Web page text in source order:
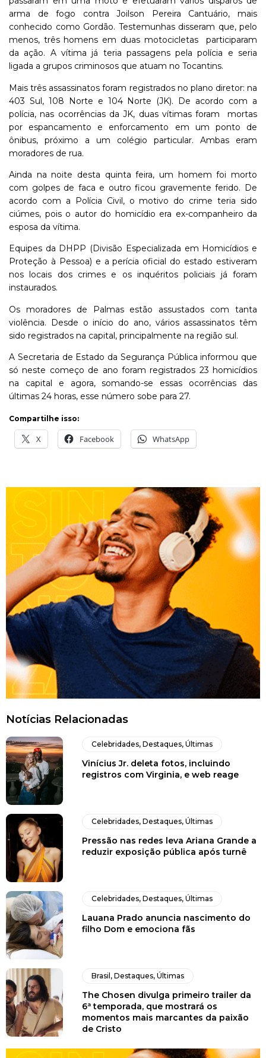
arma de fogo contra Joilson Pereira Cantuário, mais
conhecido como Gordão. Testemunhas disseram que, pelo
menos, três homens em duas motocicletas participaram
da ação. A vítima já teria passagens pela polícia e seria
ligada a grupos criminosos que atuam no Tocantins.
Mais três assassinatos foram registrados no plano diretor: na
403 Sul, 108 Norte e 104 Norte (JK). De acordo com a
polícia, nas ocorrências da JK, duas vítimas foram mortas
por espancamento e enforcamento em um ponto de
ônibus, próximo a um colégio particular. Ambas eram
moradores de rua.
Ainda na noite desta quinta feira, um homem foi morto
com golpes de faca e outro ficou gravemente ferido. De
acordo com a Polícia Civil, o motivo do crime teria sido
ciúmes, pois o autor do homicídio era ex-companheiro da
esposa da vítima.
Equipes da DHPP (Divisão Especializada em Homicídios e
Proteção à Pessoa) e a perícia oficial do estado estiveram
nos locais dos crimes e os inquéritos policiais já foram
instaurados.
Os moradores de Palmas estão assustados com tanta
violência. Desde o início do ano, vários assassinatos têm
sido registrados na capital, principalmente na região sul.
A Secretaria de Estado da Segurança Pública informou que
só neste começo de ano foram registrados 23 homicídios
na capital e agora, somando-se essas ocorrências das
últimas 24 horas, esse número sobe para 27.
Compartilhe isso:
X Facebook WhatsApp
Notícias Relacionadas
Celebridades,Destaques,Últimas
Vinícius Jr. deleta fotos, incluindo
registros com Virginia, e web reage
Celebridades,Destaques,Últimas
Pressão nas redes leva Ariana Grande a
reduzir exposição pública após turnê
Celebridades,Destaques,Últimas
Lauana Prado anuncia nascimento do
filho Dom e emociona fãs
Brasil ,Destaques,Últimas
The Chosen divulga primeiro trailer da
6ª temporada, que mostrará os
momentos mais marcantes da paixão
de Cristo